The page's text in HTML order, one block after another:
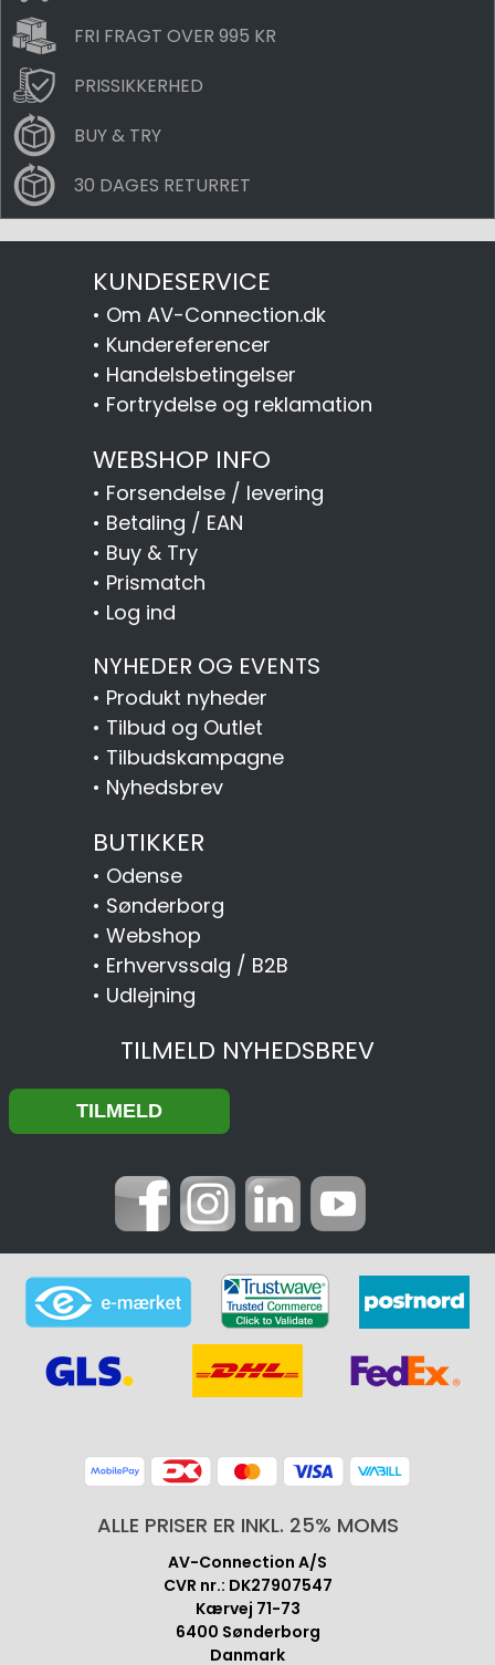
FRI FRAGT OVER 995 KR
PRISSIKKERHED
BUY & TRY
30 DAGES RETURRET
KUNDESERVICE
• Om AV-Connection.dk
• Kundereferencer
• Handelsbetingelser
• Fortrydelse og reklamation
WEBSHOP INFO
• Forsendelse / levering
• Betaling / EAN
• Buy & Try
• Prismatch
• Log ind
NYHEDER OG EVENTS
• Produkt nyheder
• Tilbud og Outlet
• Tilbudskampagne
• Nyhedsbrev
BUTIKKER
• Odense
• Sønderborg
• Webshop
• Erhvervssalg / B2B
• Udlejning
TILMELD NYHEDSBREV
ALLE PRISER ER INKL. 25% MOMS
AV-Connection A/S
CVR nr.: DK27907547
Kærvej 71-73
6400 Sønderborg
Danmark